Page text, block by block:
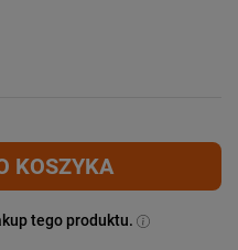
KOSZYKA
tego produktu.